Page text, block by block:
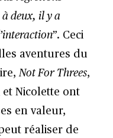
deux, il y a
. Ceci
aventures du
Not For Threes,
Nicolette ont
en valeur,
réaliser de